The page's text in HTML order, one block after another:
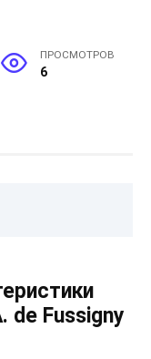
ПРОСМОТРОВ
6
de Fussigny